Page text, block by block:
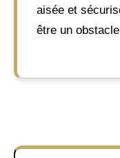
aisée et
être un